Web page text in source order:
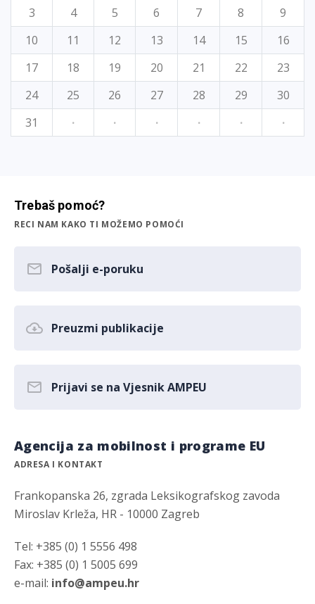
3
4 5 6 7 8
9
10
11 12 13 14 15
16
17
18 19 20 21 22
23
24
25 26 27 28 29
30
31
· · · · · ·
Trebaš pomoć?
RECI NAM KAKO TI MOŽEMO POMOĆI
Pošalji e-poruku
Preuzmi publikacije
Prijavi se na Vjesnik AMPEU
Agencija za mobilnost i programe EU
ADRESA I KONTAKT
Frankopanska 26, zgrada Leksikografskog zavoda
Miroslav Krleža, HR - 10000 Zagreb
Tel: +385 (0) 1 5556 498
Fax: +385 (0) 1 5005 699
e-mail: info@ampeu.hr